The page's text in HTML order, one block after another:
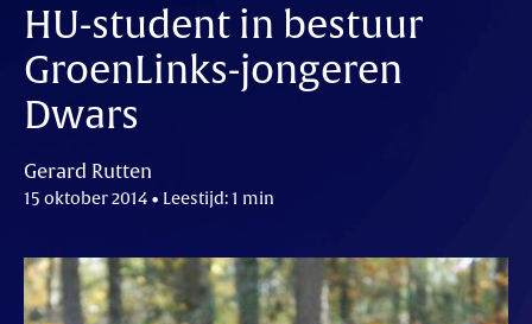
HU-student in bestuur
GroenLinks-jongeren
Dwars
Gerard Rutten
15 oktober 2014 • Leestijd: 1 min